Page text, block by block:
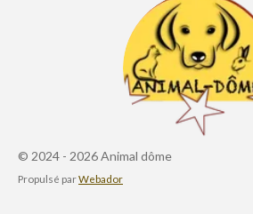
© 2024 - 2026 Animal dôme
Propulsé parWebador